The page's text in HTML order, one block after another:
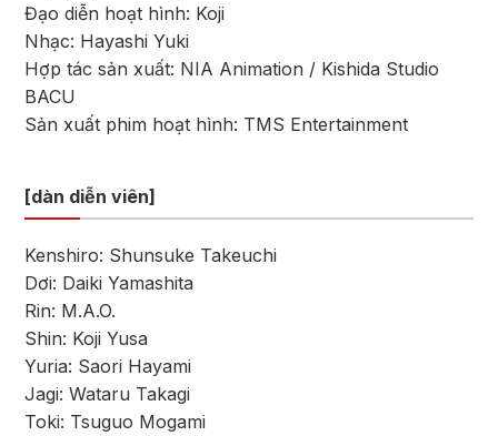
Đạo diễn hoạt hình: Koji
Nhạc: Hayashi Yuki
Hợp tác sản xuất: NIA Animation / Kishida Studio
BACU
Sản xuất phim hoạt hình: TMS Entertainment
[dàn diễn viên]
Kenshiro: Shunsuke Takeuchi
Dơi: Daiki Yamashita
Rin: M.A.O.
Shin: Koji Yusa
Yuria: Saori Hayami
Jagi: Wataru Takagi
Toki: Tsuguo Mogami